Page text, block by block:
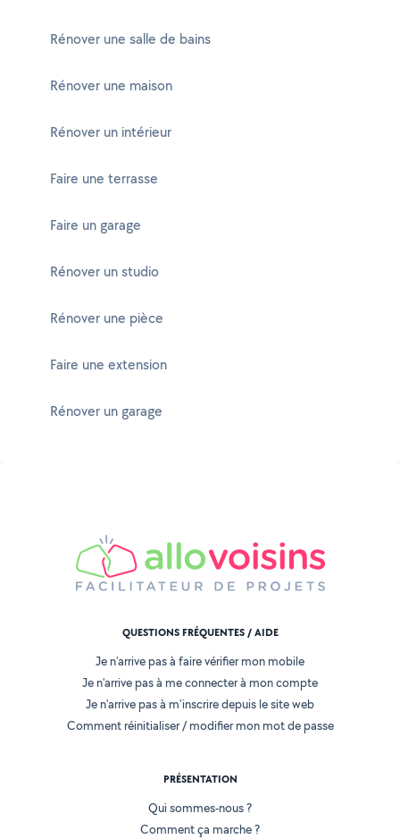
Rénover une salle de bains
Rénover une maison
Rénover un intérieur
Faire une terrasse
Faire un garage
Rénover un studio
Rénover une pièce
Faire une extension
Rénover un garage
QUESTIONS FRÉQUENTES / AIDE
Je n'arrive pas à faire vérifier mon mobile
Je n'arrive pas à me connecter à mon compte
Je n'arrive pas à m'inscrire depuis le site web
Comment réinitialiser / modifier mon mot de passe
PRÉSENTATION
Qui sommes-nous ?
Comment ça marche ?